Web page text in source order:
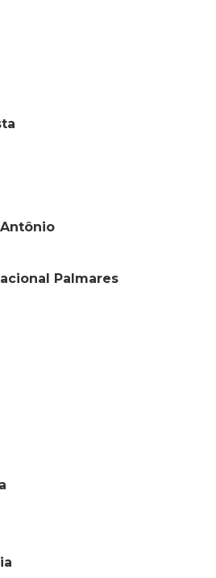
Antônio
Palmares